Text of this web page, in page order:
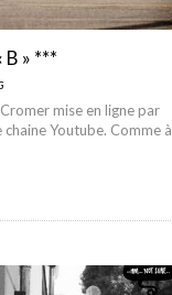
» ***
mise en ligne par
Youtube. Comme à